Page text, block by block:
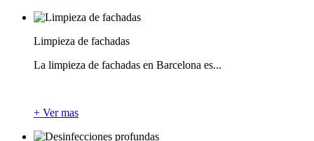
Limpieza de fachadas
La limpieza de fachadas en Barcelona es...
+ Ver mas